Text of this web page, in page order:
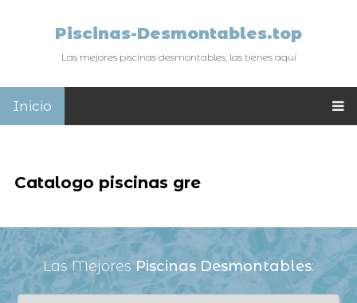
Piscinas-Desmontables.top
Las mejores piscinas desmontables, las tienes aquí
Inicio
Catalogo piscinas gre
Las Mejores Piscinas Desmontables: